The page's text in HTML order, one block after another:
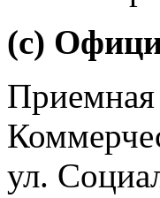
(с)
Приемная
ул.